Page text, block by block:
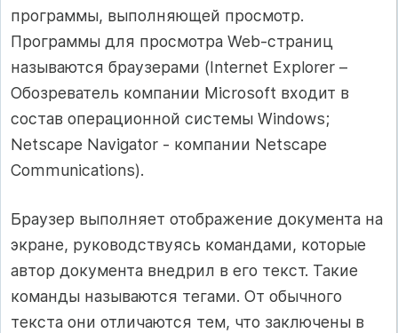
программы, выполняющей просмотр.
Программы для просмотра Web-страниц
называются браузерами (Internet Explorer –
Обозреватель компании Microsoft входит в
состав операционной системы Windows;
Netscape Navigator - компании Netscape
Communications).
Браузер выполняет отображение документа на
экране, руководствуясь командами, которые
автор документа внедрил в его текст. Такие
команды называются тегами. От обычного
текста они отличаются тем, что заключены в